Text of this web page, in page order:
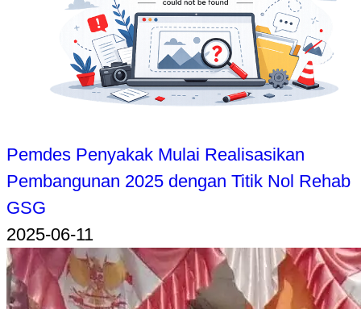
Pemdes Penyakak Mulai Realisasikan
Pembangunan 2025 dengan Titik Nol Rehab
GSG
2025-06-11